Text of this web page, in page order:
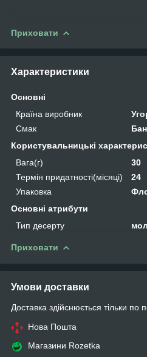
Приховати
Характеристики
Основні
Країна виробник
Смак
Користувальницькі
Вага(г)
30
Термін придатності(місяці)
24
Упаковка
Основні атрибути
Тип десерту
Приховати
Умови доставки
Доставка здійснюється тільки по
Нова Пошта
Магазини Rozetka